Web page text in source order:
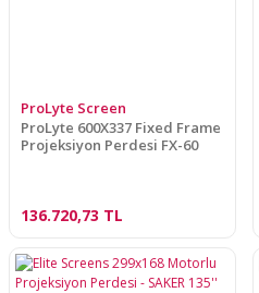
ProLyte Screen
ProLyte 600X337 Fixed Frame
Projeksiyon Perdesi FX-60
136.720,73 TL